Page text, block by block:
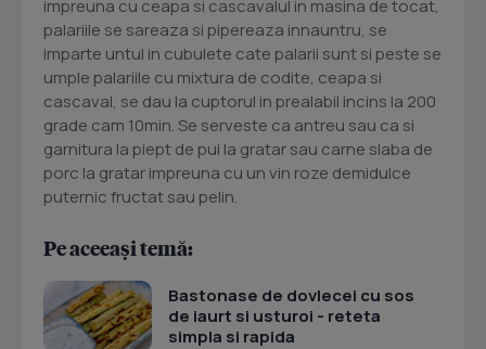
impreuna cu ceapa si cascavalul in masina de tocat,
palariile se sareaza si pipereaza innauntru, se
imparte untul in cubulete cate palarii sunt si peste se
umple palariile cu mixtura de codite, ceapa si
cascaval, se dau la cuptorul in prealabil incins la 200
grade cam 10min. Se serveste ca antreu sau ca si
garnitura la piept de pui la gratar sau carne slaba de
porc la gratar impreuna cu un vin roze demidulce
puternic fructat sau pelin.
Pe aceeași temă:
Bastonase de dovlecei cu sos
de iaurt si usturoi - reteta
simpla si rapida